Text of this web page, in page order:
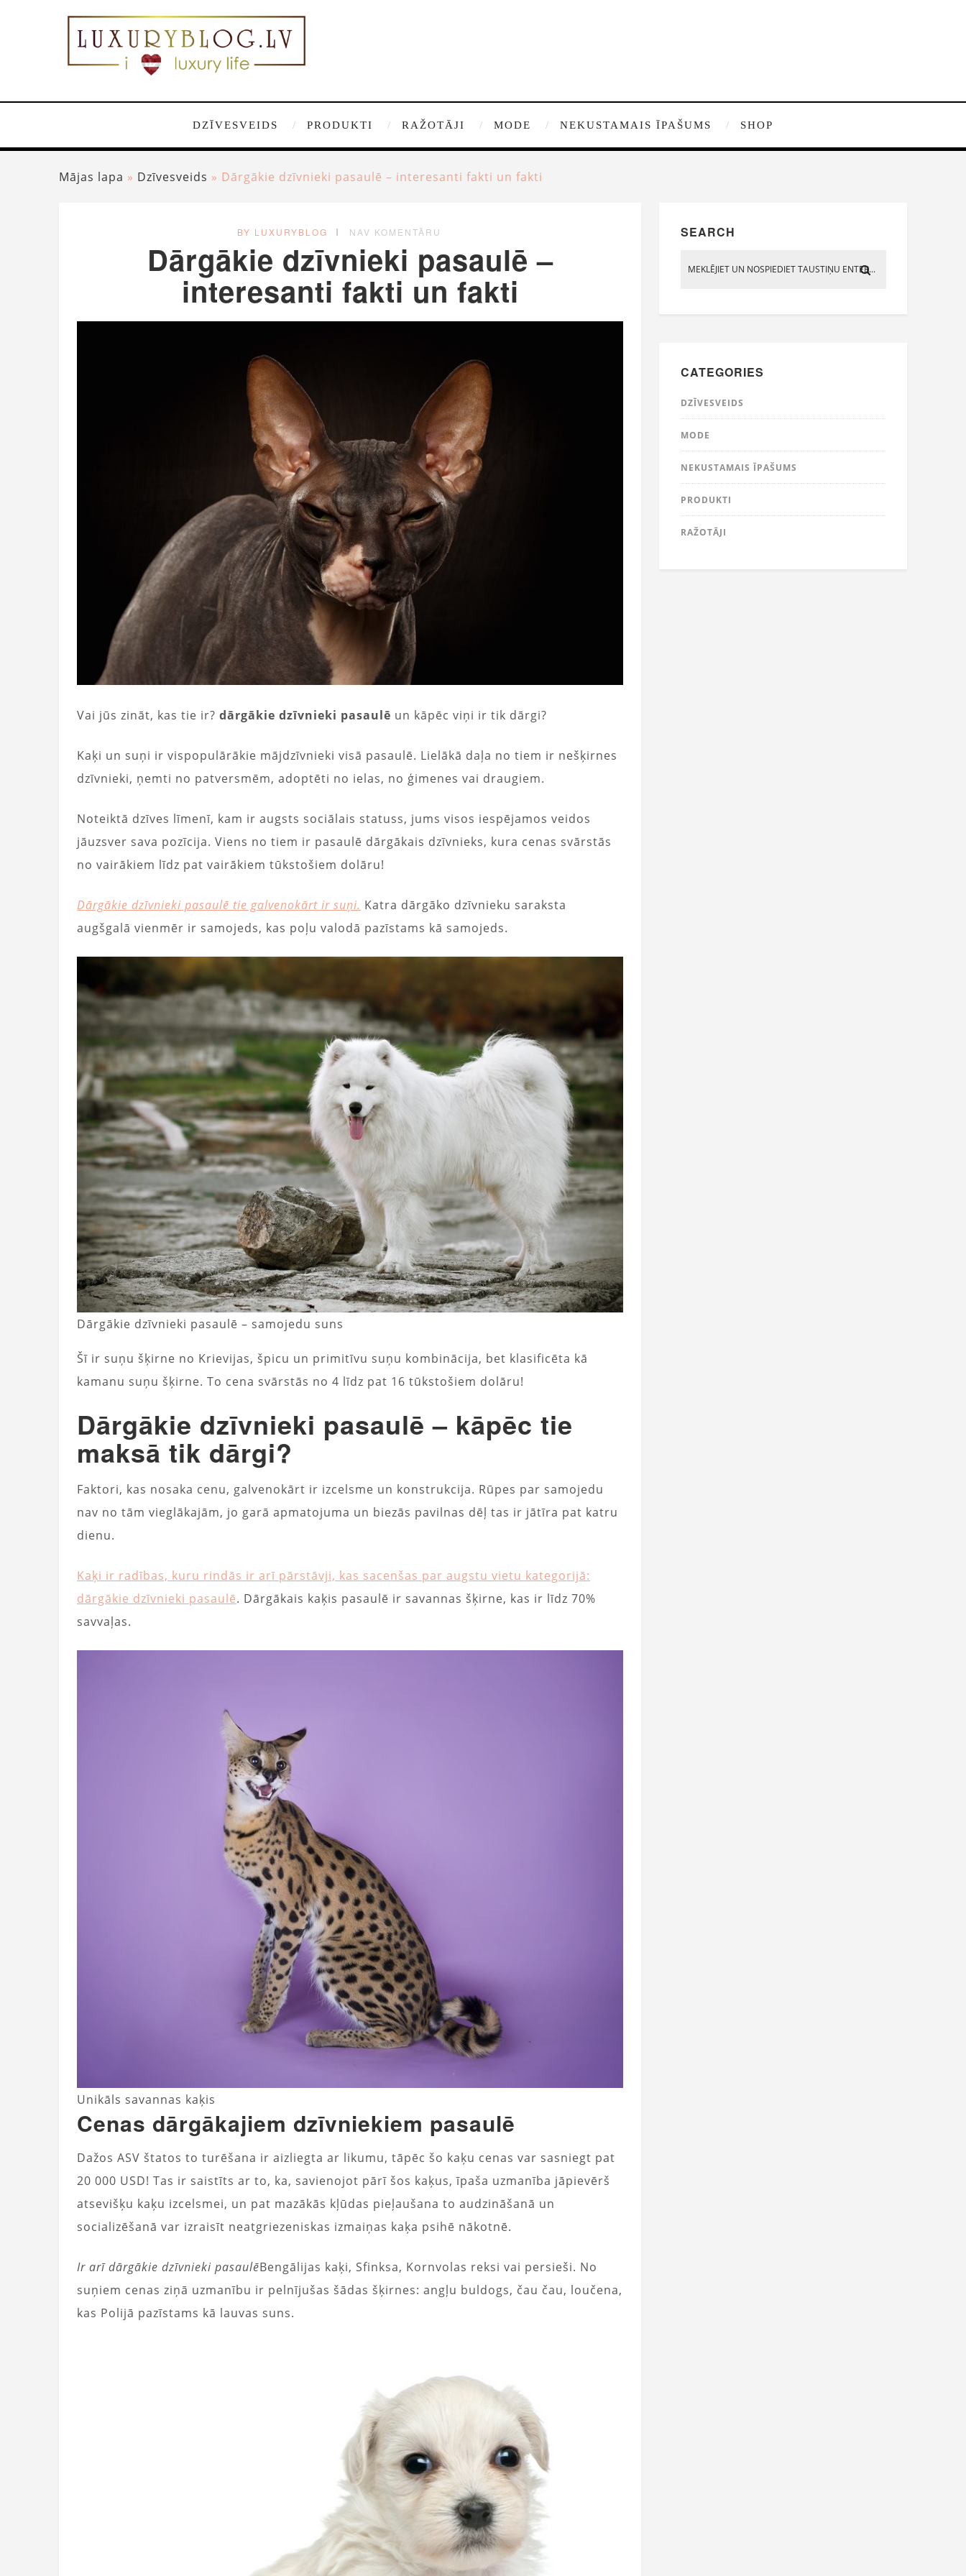
DZĪVESVEIDS PRODUKTI RAŽOTĀJI MODE NEKUSTAMAIS ĪPAŠUMS SHOP
Mājas lapa » Dzīvesveids » Dārgākie dzīvnieki pasaulē – interesanti fakti un fakti
BY LUXURYBLOG NAV KOMENTĀRU
Dārgākie dzīvnieki pasaulē –
interesanti fakti un fakti
Vai jūs zināt, kas tie ir? dārgākie dzīvnieki pasaulē un kāpēc viņi ir tik dārgi?
Kaķi un suņi ir vispopulārākie mājdzīvnieki visā pasaulē. Lielākā daļa no tiem ir nešķirnes
dzīvnieki, ņemti no patversmēm, adoptēti no ielas, no ģimenes vai draugiem.
Noteiktā dzīves līmenī, kam ir augsts sociālais statuss, jums visos iespējamos veidos
jāuzsver sava pozīcija. Viens no tiem ir pasaulē dārgākais dzīvnieks, kura cenas svārstās
no vairākiem līdz pat vairākiem tūkstošiem dolāru!
Dārgākie dzīvnieki pasaulē tie galvenokārt ir suņi. Katra dārgāko dzīvnieku saraksta
augšgalā vienmēr ir samojeds, kas poļu valodā pazīstams kā samojeds.
Dārgākie dzīvnieki pasaulē – samojedu suns
Šī ir suņu šķirne no Krievijas, špicu un primitīvu suņu kombinācija, bet klasificēta kā
kamanu suņu šķirne. To cena svārstās no 4 līdz pat 16 tūkstošiem dolāru!
Dārgākie dzīvnieki pasaulē – kāpēc tie
maksā tik dārgi?
Faktori, kas nosaka cenu, galvenokārt ir izcelsme un konstrukcija. Rūpes par samojedu
nav no tām vieglākajām, jo ​​garā apmatojuma un biezās pavilnas dēļ tas ir jātīra pat katru
dienu.
Kaķi ir radības, kuru rindās ir arī pārstāvji, kas sacenšas par augstu vietu kategorijā:
dārgākie dzīvnieki pasaulē. Dārgākais kaķis pasaulē ir savannas šķirne, kas ir līdz 70%
savvaļas.
Unikāls savannas kaķis
Cenas dārgākajiem dzīvniekiem pasaulē
Dažos ASV štatos to turēšana ir aizliegta ar likumu, tāpēc šo kaķu cenas var sasniegt pat
20 000 USD! Tas ir saistīts ar to, ka, savienojot pārī šos kaķus, īpaša uzmanība jāpievērš
atsevišķu kaķu izcelsmei, un pat mazākās kļūdas pieļaušana to audzināšanā un
socializēšanā var izraisīt neatgriezeniskas izmaiņas kaķa psihē nākotnē.
Ir arī dārgākie dzīvnieki pasaulēBengālijas kaķi, Sfinksa, Kornvolas reksi vai persieši. No
suņiem cenas ziņā uzmanību ir pelnījušas šādas šķirnes: angļu buldogs, čau čau, loučena,
kas Polijā pazīstams kā lauvas suns.
SEARCH
CATEGORIES
DZĪVESVEIDS
MODE
NEKUSTAMAIS ĪPAŠUMS
PRODUKTI
RAŽOTĀJI